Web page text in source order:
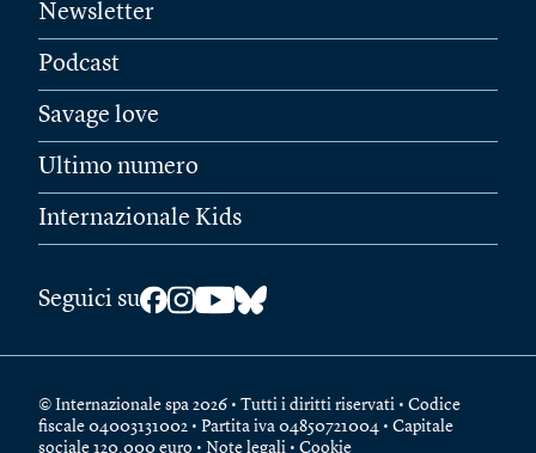
Newsletter
Podcast
Savage love
Ultimo numero
Internazionale Kids
Seguici su
© Internazionale spa 2026 • Tutti i diritti riservati • Codice
fiscale 04003131002 • Partita iva 04850721004 • Capitale
sociale 120.000 euro • Note legali • Cookie